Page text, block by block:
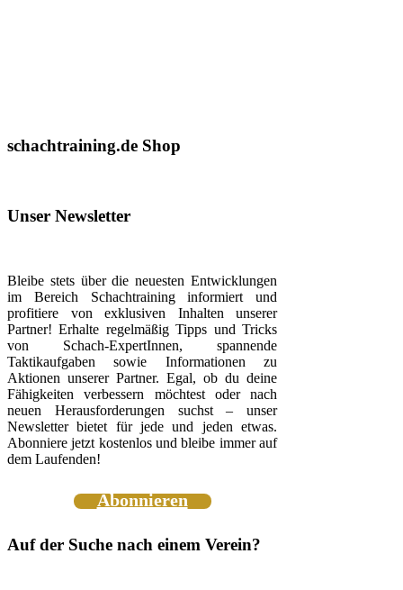
schachtraining.de Shop
Unser Newsletter
Bleibe stets über die neuesten Entwicklungen
im Bereich Schachtraining informiert und
profitiere von exklusiven Inhalten unserer
Partner! Erhalte regelmäßig Tipps und Tricks
von Schach-ExpertInnen, spannende
Taktikaufgaben sowie Informationen zu
Aktionen unserer Partner. Egal, ob du deine
Fähigkeiten verbessern möchtest oder nach
neuen Herausforderungen suchst – unser
Newsletter bietet für jede und jeden etwas.
Abonniere jetzt kostenlos und bleibe immer auf
dem Laufenden!
Abonnieren
Auf der Suche nach einem Verein?